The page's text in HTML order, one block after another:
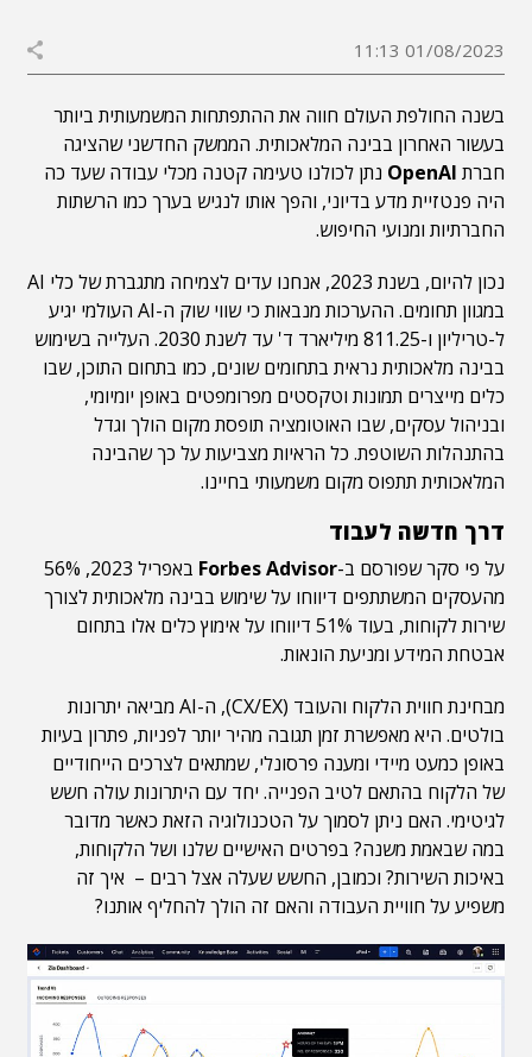
01/08/2023 11:13
בשנה החולפת העולם חווה את ההתפתחות המשמעותית ביותר
בעשור האחרון בבינה המלאכותית. הממשק החדשני שהציגה
חברת OpenAI נתן לכולנו טעימה קטנה מכלי עבודה שעד כה
היה פנטזיית מדע בדיוני, והפך אותו לנגיש בערך כמו הרשתות
החברתיות ומנועי החיפוש.
נכון להיום, בשנת 2023, אנחנו עדים לצמיחה מתגברת של כלי AI
במגוון תחומים. ההערכות מנבאות כי שווי שוק ה-AI העולמי יגיע
ל-טריליון ו-811.25 מיליארד ד' עד לשנת 2030. העלייה בשימוש
בבינה מלאכותית נראית בתחומים שונים, כמו בתחום התוכן, שבו
כלים מייצרים תמונות וטקסטים מפרומפטים באופן יומיומי,
ובניהול עסקים, שבו האוטומציה תופסת מקום הולך וגדל
בהתנהלות השוטפת. כל הראיות מצביעות על כך שהבינה
המלאכותית תתפוס מקום משמעותי בחיינו.
דרך חדשה לעבוד
על פי סקר שפורסם ב-Forbes Advisor
באפריל 2023, 56%
מהעסקים המשתתפים דיווחו על שימוש בבינה מלאכותית לצורך
שירות לקוחות, בעוד 51% דיווחו על אימוץ כלים אלו בתחום
אבטחת המידע ומניעת הונאות.
מבחינת חווית הלקוח והעובד (CX/EX), ה-AI מביאה יתרונות
בולטים. היא מאפשרת זמן תגובה מהיר יותר לפניות, פתרון בעיות
באופן כמעט מיידי ומענה פרסונלי, שמתאים לצרכים הייחודיים
של הלקוח בהתאם לטיב הפנייה. יחד עם היתרונות עולה חשש
לגיטימי. האם ניתן לסמוך על הטכנולוגיה הזאת כאשר מדובר
במה שבאמת משנה? בפרטים האישיים שלנו ושל הלקוחות,
באיכות השירות? וכמובן, החשש שעלה אצל רבים – איך זה
משפיע על חוויית העבודה והאם זה הולך להחליף אותנו?